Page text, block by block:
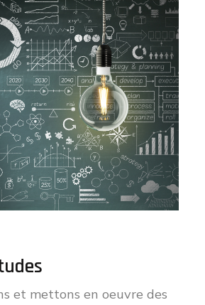
et mettons en oeuvre des